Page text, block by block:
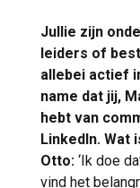
Jullie zijn
leiders of
allebei actief
name dat jij,
hebt van
LinkedIn. Wat
Otto: ‘Ik doe
vind het